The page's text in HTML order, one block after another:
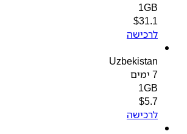
1GB
$31.1
לרכישה
Uzbekistan
1GB
$
לרכישה